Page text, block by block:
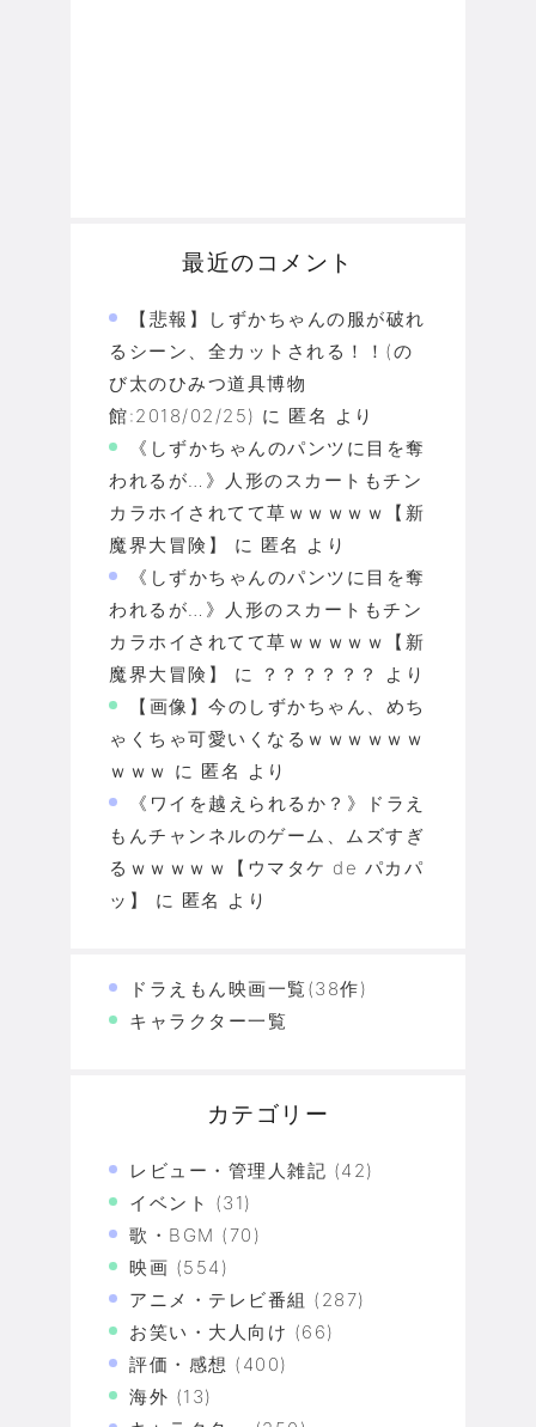
最近のコメント
【悲報】しずかちゃんの服が破れ
るシーン、全カットされる！！(の
び太のひみつ道具博物
館:2018/02/25) に 匿名 より
《しずかちゃんのパンツに目を奪
われるが…》人形のスカートもチン
カラホイされてて草ｗｗｗｗｗ【新
魔界大冒険】
に 匿名 より
《しずかちゃんのパンツに目を奪
われるが…》人形のスカートもチン
カラホイされてて草ｗｗｗｗｗ【新
魔界大冒険】
に ？？？？？？
より
【画像】今のしずかちゃん、めち
ゃくちゃ可愛いくなるｗｗｗｗｗｗ
ｗｗｗ に 匿名 より
《ワイを越えられるか？》ドラえ
もんチャンネルのゲーム、ムズすぎ
るｗｗｗｗｗ【ウマタケ de パカパ
ッ】
に 匿名 より
ドラえもん映画一覧(38作)
キャラクター一覧
カテゴリー
レビュー・管理人雑記 (42)
イベント (31)
歌・BGM (70)
映画 (554)
アニメ・テレビ番組 (287)
お笑い・大人向け (66)
評価・感想 (400)
海外 (13)